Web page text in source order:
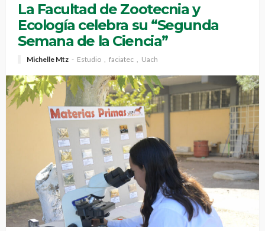
La Facultad de Zootecnia y
Ecología celebra su “Segunda
Semana de la Ciencia”
Michelle Mtz Estudio faciatec Uach